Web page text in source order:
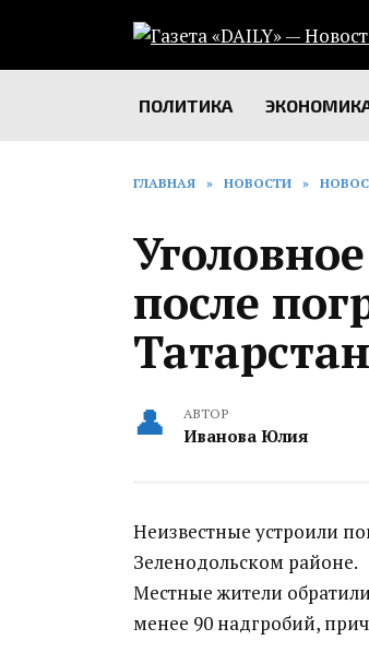
содержанию
ПОЛИТИКА
ГЛАВНАЯ » НОВОСТИ »
после
АВТОР
Иванова Юлия
Неизвестные устроили
Зеленодольском районе.
Местные жители
менее 90 надгробий,